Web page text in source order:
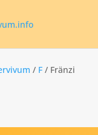
/ F / Fränzi